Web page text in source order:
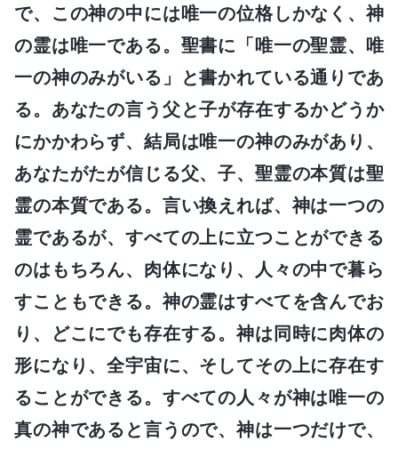
で、この神の中には唯一の位格しかなく、神
の霊は唯一である。聖書に「唯一の聖霊、唯
一の神のみがいる」と書かれている通りであ
る。あなたの言う父と子が存在するかどうか
にかかわらず、結局は唯一の神のみがあり、
あなたがたが信じる父、子、聖霊の本質は聖
霊の本質である。言い換えれば、神は一つの
霊であるが、すべての上に立つことができる
のはもちろん、肉体になり、人々の中で暮ら
すこともできる。神の霊はすべてを含んでお
り、どこにでも存在する。神は同時に肉体の
形になり、全宇宙に、そしてその上に存在す
ることができる。すべての人々が神は唯一の
真の神であると言うので、神は一つだけで、